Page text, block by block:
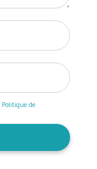
Politique de